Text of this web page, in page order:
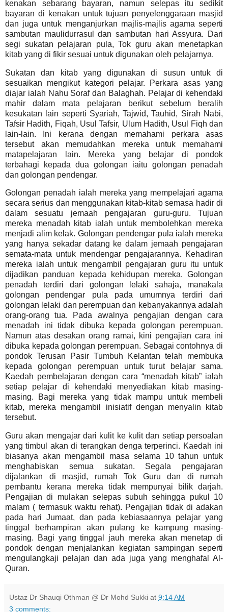
kenakan sebarang bayaran, namun selepas itu sedikit
bayaran di kenakan untuk tujuan penyelenggaraan masjid
dan juga untuk menganjurkan majlis-majlis agama seperti
sambutan maulidurrasul dan sambutan hari Assyura.
Dari
segi sukatan pelajaran pula, Tok guru akan menetapkan
kitab yang di fikir sesuai untuk digunakan oleh pelajarnya.
Sukatan dan kitab yang digunakan di susun untuk di
sesuaikan mengikut kategori pelajar. Perkara asas yang
diajar ialah Nahu Soraf dan Balaghah. Pelajar di kehendaki
mahir dalam mata pelajaran berikut sebelum beralih
kesukatan lain seperti Syariah, Tajwid, Tauhid, Sirah Nabi,
Tafsir Hadith, Fiqah, Usul Tafsir, Ulum Hadith, Usul Fiqh dan
lain-lain. Ini kerana dengan memahami perkara asas
tersebut akan memudahkan mereka untuk memahami
matapelajaran lain.
Mereka yang belajar di pondok
terbahagi kepada dua golongan iaitu golongan penadah
dan golongan pendengar.
Golongan penadah ialah mereka yang mempelajari agama
secara serius dan menggunakan kitab-kitab semasa hadir di
dalam sesuatu jemaah pengajaran guru-guru. Tujuan
mereka menadah kitab ialah untuk membolehkan mereka
menjadi alim kelak. Golongan pendengar pula ialah mereka
yang hanya sekadar datang ke dalam jemaah pengajaran
semata-mata untuk mendengar pengajarannya. Kehadiran
mereka ialah untuk mengambil pengajaran guru itu untuk
dijadikan panduan kepada kehidupan mereka. Golongan
penadah terdiri dari golongan lelaki sahaja, manakala
golongan pendengar pula pada umumnya terdiri dari
golongan lelaki dan perempuan dan kebanyakannya adalah
orang-orang tua.
Pada awalnya pengajian dengan cara
menadah ini tidak dibuka kepada golongan perempuan.
Namun atas desakan orang ramai, kini pengajian cara ini
dibuka kepada golongan perempuan. Sebagai contohnya di
pondok Terusan Pasir Tumbuh Kelantan telah membuka
kepada golongan perempuan untuk turut belajar sama.
Kaedah pembelajaran dengan cara “menadah kitab” ialah
setiap pelajar di kehendaki menyediakan kitab masing-
masing. Bagi mereka yang tidak mampu untuk membeli
kitab, mereka mengambil inisiatif dengan menyalin kitab
tersebut.
Guru akan mengajar dari kulit ke kulit dan setiap persoalan
yang timbul akan di terangkan denga terperinci. Kaedah ini
biasanya akan mengambil masa selama 10 tahun untuk
menghabiskan semua sukatan.
Segala pengajaran
dijalankan di masjid, rumah Tok Guru dan di rumah
pembantu kerana mereka tidak mempunyai bilik darjah.
Pengajian di mulakan selepas subuh sehingga pukul 10
malam ( termasuk waktu rehat). Pengajian tidak di adakan
pada hari Jumaat, dan pada kebiasaannya pelajar yang
tinggal berhampiran akan pulang ke kampung masing-
masing.
Bagi yang tinggal jauh mereka akan menetap di
pondok dengan menjalankan kegiatan sampingan seperti
mengulangkaji pelajan dan ada juga yang menghafal Al-
Quran.
Ustaz Dr Shauqi Othman @ Dr Mohd Sukki at 9:14 AM
3 comments: